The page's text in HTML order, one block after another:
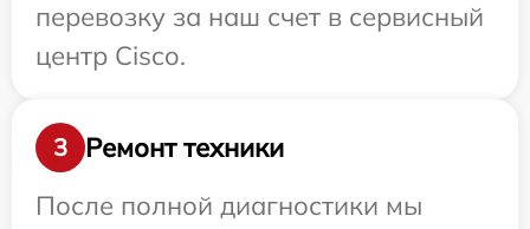
перевозку за наш счет в сервисный
центр Cisco.
3
Ремонт техники
После полной диагностики мы